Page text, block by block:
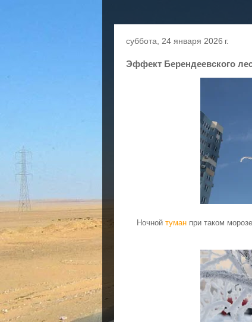
суббота, 24 января 2026 г.
Эффект Берендеевского
Ночной туман при таком